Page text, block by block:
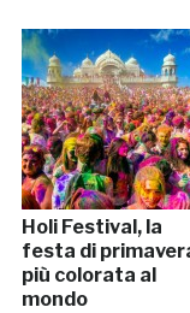
Holi Festival, la
festa di
più colorata al
mondo